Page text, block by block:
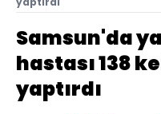
Samsun'da
hastası 138
yaptırdı